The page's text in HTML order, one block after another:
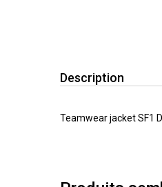
Description
Teamwear jacket SF1